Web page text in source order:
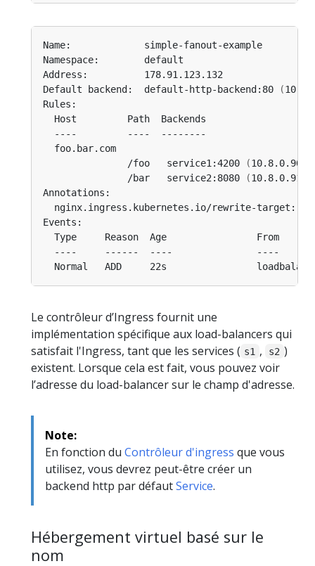
Default backend:  default-http-backend:80
(
               /foo   service1:4200
(
               /bar   service2:8080
(
Le contrôleur d’Ingress fournit une
implémentation spécifique aux load-balancers qui
satisfait l'Ingress, tant que les services ( s1 , s2 )
existent. Lorsque cela est fait, vous pouvez voir
l’adresse du load-balancer sur le champ d'adresse.
Note:
En fonction du Contrôleur d'ingress que vous
utilisez, vous devrez peut-être créer un
backend http par défautService.
Hébergement virtuel basé sur le
nom